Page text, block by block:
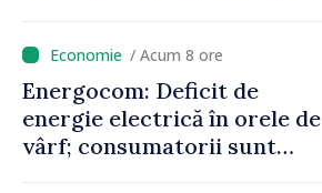
putem menține prețurile la
un nivel mai mic”
/ Acum 8 ore
Energocom: Deficit de
energie electrică în orele de
vârf; consumatorii sunt